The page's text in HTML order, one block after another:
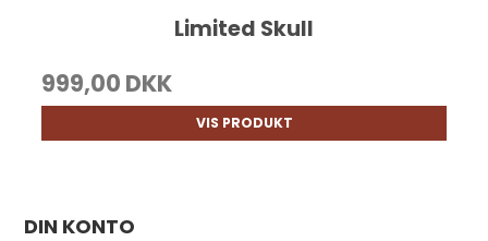
Limited Skull
999,00 DKK
VIS PRODUKT
DIN KONTO